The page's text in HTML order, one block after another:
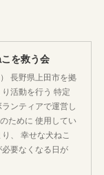
を救う会
長野県上田市を拠
活動を行う 特定
ンティアで運営し
ために 使用してい
、 幸せな犬ねこ
要なくなる日が